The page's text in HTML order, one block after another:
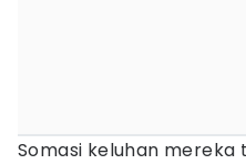
Somasi keluhan